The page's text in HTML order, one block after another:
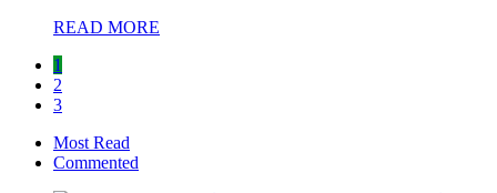
READ MORE
1
2
3
Most Read
Commented